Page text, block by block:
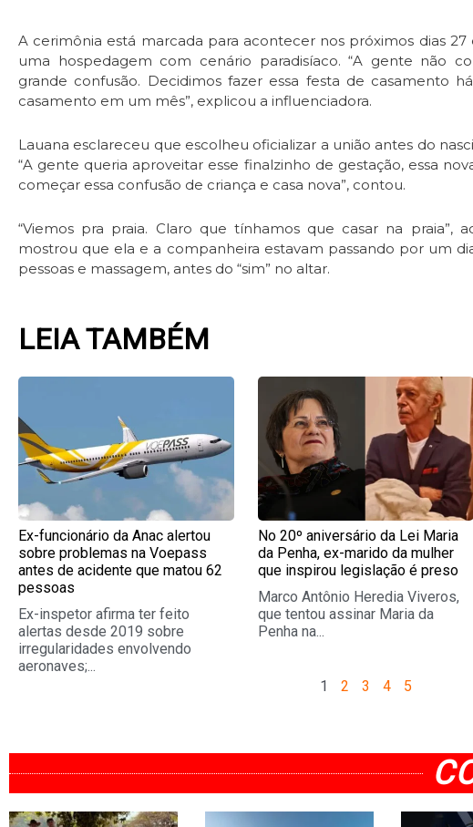
A cerimônia está marcada para acontecer nos próximos dias
uma hospedagem com cenário paradisíaco. “A gente não
grande confusão. Decidimos fazer essa festa de casamento
casamento em um mês”, explicou a influenciadora.
Lauana esclareceu que escolheu oficializar a união antes do
“A gente queria aproveitar esse finalzinho de gestação, essa
começar essa confusão de criança e casa nova”, contou.
“Viemos pra praia. Claro que tínhamos que casar na praia”,
mostrou que ela e a companheira estavam passando por um
pessoas e massagem, antes do “sim” no altar.
LEIA TAMBÉM
Ex-funcionário da Anac alertou
sobre problemas na Voepass
antes de acidente que matou 62
pessoas
Ex-inspetor afirma ter feito
alertas desde 2019 sobre
irregularidades envolvendo
aeronaves;...
No 20º aniversário da Lei Maria
da Penha, ex-marido da mulher
que inspirou legislação é preso
Marco Antônio Heredia Viveros,
que tentou assinar Maria da
Penha na...
Page
1 2 3
Page
4
Page
5